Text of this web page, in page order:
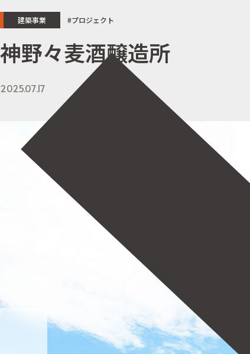
建築事業 #プロジェクト
神野々麦酒醸造所
2025.07.17